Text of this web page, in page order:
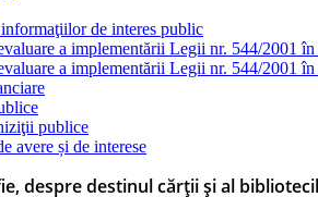
de interes public
a implementării Legii nr. 544/2001
a implementării Legii nr. 544/2001
publice
avere și de interese
despre destinul cărţii și al